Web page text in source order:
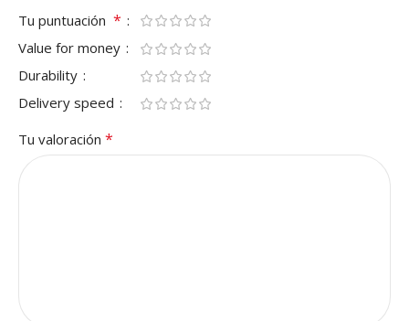
Tu puntuación *
Value for money
Durability
Delivery speed
Tu valoración *